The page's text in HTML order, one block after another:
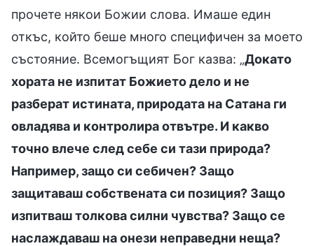
прочете някои Божии слова. Имаше един
откъс, който беше много специфичен за моето
състояние. Всемогъщият Бог казва: „Докато
хората не изпитат Божието дело и не
разберат истината, природата на Сатана ги
овладява и контролира отвътре. И какво
точно влече след себе си тази природа?
Например, защо си себичен? Защо
защитаваш собствената си позиция? Защо
изпитваш толкова силни чувства? Защо се
наслаждаваш на онези неправедни неща?